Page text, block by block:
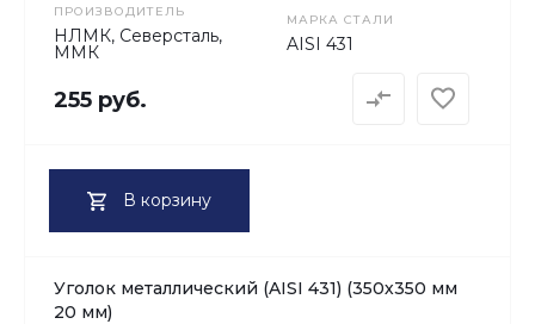
ПРОИЗВОДИТЕЛЬ
НЛМК, Северсталь,
ММК
МАРКА СТАЛИ
AISI 431
255 руб.
В корзину
Уголок металлический (AISI 431) (350х350 мм
20 мм)